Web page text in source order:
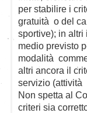
per stabilire i
gratuità o del
sportive); in
medio previsto
modalità
altri ancora il
servizio (attività
Non spetta al
criteri sia